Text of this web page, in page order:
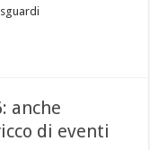
anche
di eventi